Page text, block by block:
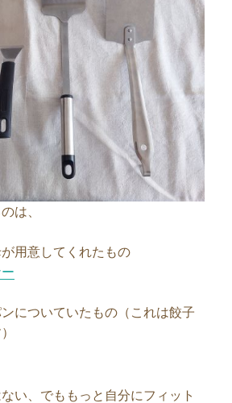
は、
が用意してくれたもの
ンについていたもの（これは餃子
い、でももっと自分にフィット